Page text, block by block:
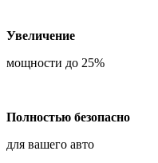
Увеличение
мощности до 25%
Полностью безопасно
для вашего авто